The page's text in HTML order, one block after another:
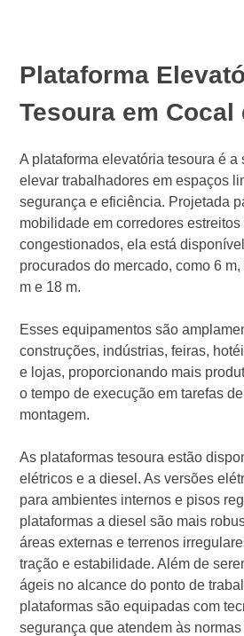
Plataforma
Tesoura em Cocal
A plataforma elevatória tesoura é a
elevar trabalhadores em espaços
segurança e eficiência. Projetada
mobilidade em corredores
congestionados, ela está
procurados do mercado, como 6
m e 18 m.
Esses equipamentos são
construções, indústrias, feiras,
e lojas, proporcionando mais
o tempo de execução em tarefas
montagem.
As plataformas tesoura estão
elétricos e a diesel. As versões
para ambientes internos e pisos
plataformas a diesel são mais
áreas externas e terrenos
tração e estabilidade. Além de
ágeis no alcance do ponto de
plataformas são equipadas com
segurança que atendem às